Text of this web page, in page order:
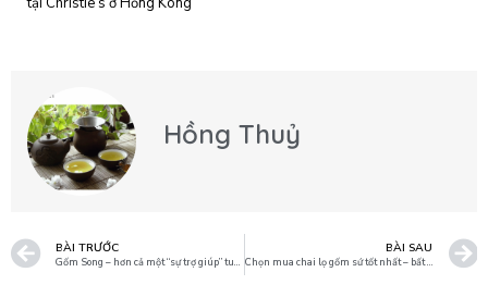
Hồng Thuỷ
BÀI TRƯỚC
Gốm Song – hơn cả một “sự trợ giúp” tuyệt vời của gốm sứ Trung Quốc
BÀI SAU
Chọn mua chai lọ gốm sứ tốt nhất – bất kể là bạn ở trong phạm vi giá nào